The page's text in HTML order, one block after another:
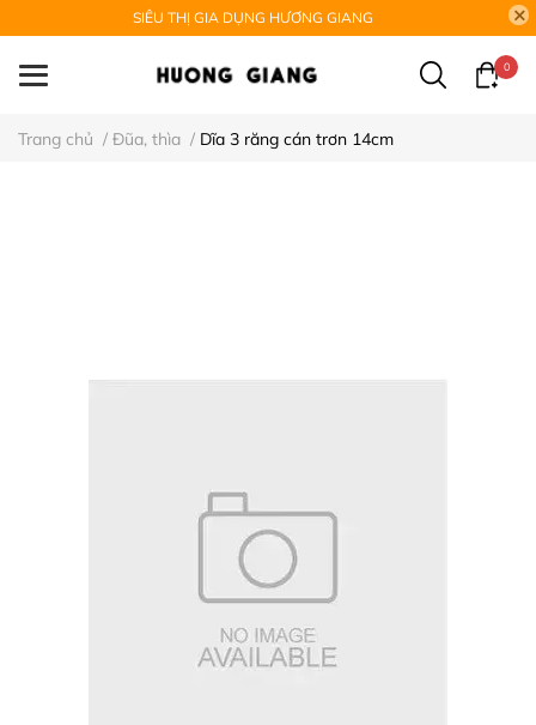
SIÊU THỊ GIA DỤNG HƯƠNG GIANG
0
Trang chủ / Đũa, thìa / Dĩa 3 răng cán trơn 14cm